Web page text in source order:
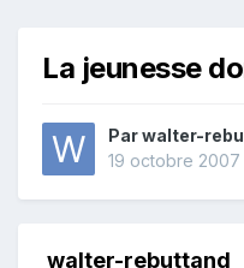
La jeunesse
Parwalter-
19 octobre 2007
walter-rebuttand